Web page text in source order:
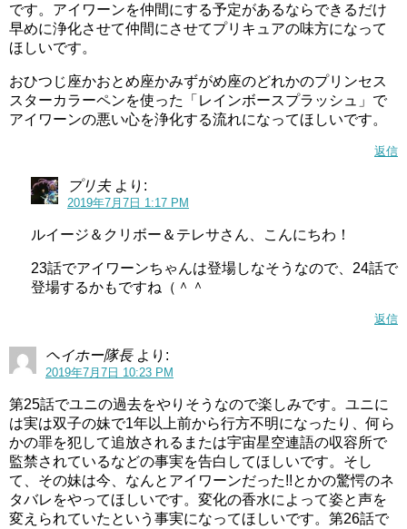
です。アイワーンを仲間にする予定があるならできるだけ
早めに浄化させて仲間にさせてプリキュアの味方になって
ほしいです。
おひつじ座かおとめ座かみずがめ座のどれかのプリンセス
スターカラーペンを使った「レインボースプラッシュ」で
アイワーンの悪い心を浄化する流れになってほしいです。
返信
プリ夫 より:
2019年7月7日 1:17 PM
ルイージ＆クリボー＆テレサさん、こんにちわ！
23話でアイワーンちゃんは登場しなそうなので、24話で
登場するかもですね（＾＾
返信
ヘイホー隊長 より:
2019年7月7日 10:23 PM
第25話でユニの過去をやりそうなので楽しみです。ユニに
は実は双子の妹で1年以上前から行方不明になったり、何ら
かの罪を犯して追放されるまたは宇宙星空連語の収容所で
監禁されているなどの事実を告白してほしいです。そし
て、その妹は今、なんとアイワーンだった!!とかの驚愕のネ
タバレをやってほしいです。変化の香水によって姿と声を
変えられていたという事実になってほしいです。第26話で